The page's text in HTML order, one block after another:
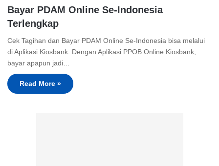
Bayar PDAM Online Se-Indonesia
Terlengkap
Cek Tagihan dan Bayar PDAM Online Se-Indonesia bisa melalui
di Aplikasi Kiosbank. Dengan Aplikasi PPOB Online Kiosbank,
bayar apapun jadi…
Read More »